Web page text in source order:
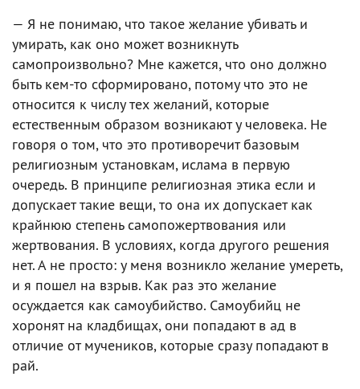
— Я не понимаю, что такое желание убивать и
умирать, как оно может возникнуть
самопроизвольно? Мне кажется, что оно должно
быть кем-то сформировано, потому что это не
относится к числу тех желаний, которые
естественным образом возникают у человека. Не
говоря о том, что это противоречит базовым
религиозным установкам, ислама в первую
очередь. В принципе религиозная этика если и
допускает такие вещи, то она их допускает как
крайнюю степень самопожертвования или
жертвования. В условиях, когда другого решения
нет. А не просто: у меня возникло желание умереть,
и я пошел на взрыв. Как раз это желание
осуждается как самоубийство. Самоубийц не
хоронят на кладбищах, они попадают в ад в
отличие от мучеников, которые сразу попадают в
рай.